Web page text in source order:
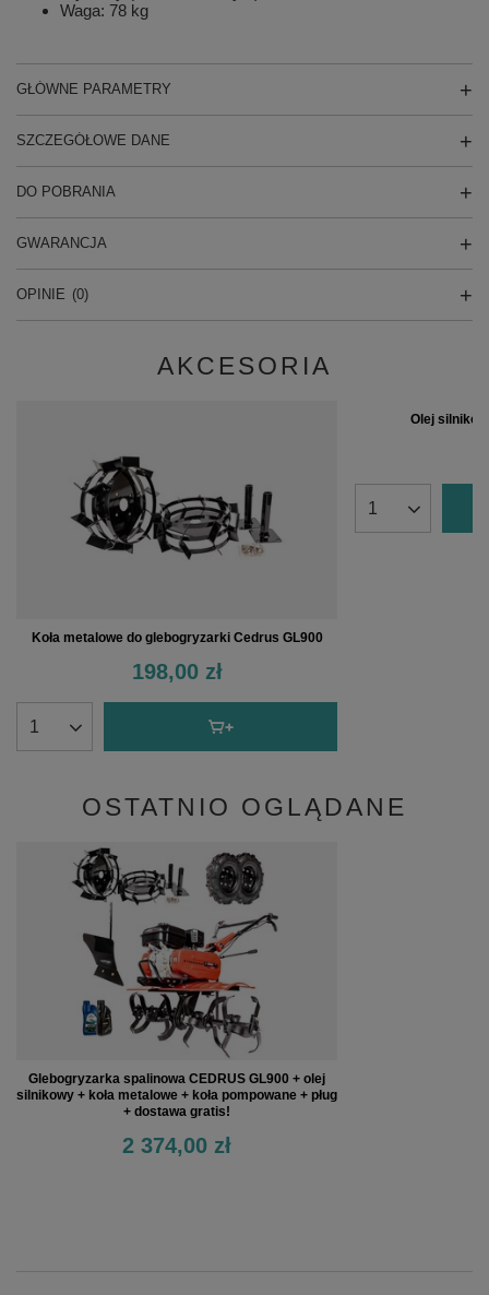
Waga: 78 kg
GŁÓWNE PARAMETRY
SZCZEGÓŁOWE DANE
DO POBRANIA
GWARANCJA
OPINIE (0)
AKCESORIA
Koła metalowe do glebogryzarki Cedrus GL900
198,00 zł
Olej
OSTATNIO OGLĄDANE
Glebogryzarka spalinowa CEDRUS GL900 + olej
silnikowy + koła metalowe + koła pompowane + pług
+ dostawa gratis!
2 374,00 zł